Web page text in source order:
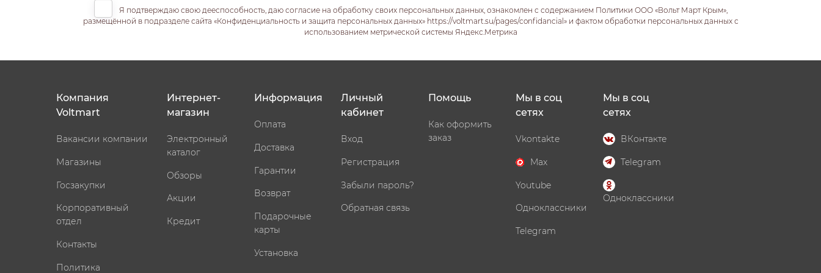
Я подтверждаю свою дееспособность, даю согласие на обработку своих персональных данных, ознакомлен с содержанием Политики ООО «Вольт Март Крым»,
размещённой в подразделе сайта «Конфиденциальность и защита персональных данных» https://voltmart.su/pages/confidancial» и фактом обработки персональных данных с
использованием метрической системы Яндекс.Метрика
Компания
Voltmart
Вакансии компании
Магазины
Госзакупки
Корпоративный
отдел
Контакты
Политика
Интернет-
магазин
Электронный
каталог
Обзоры
Акции
Кредит
Информация
Оплата
Доставка
Гарантии
Возврат
Подарочные
карты
Установка
Личный
кабинет
Вход
Регистрация
Забыли пароль?
Обратная связь
Помощь
Как оформить
заказ
Мы в соц
сетях
Vkontakte
Max
Youtube
Одноклассники
Telegram
Мы в соц
сетях
ВКонтакте
Telegram
Одноклассники